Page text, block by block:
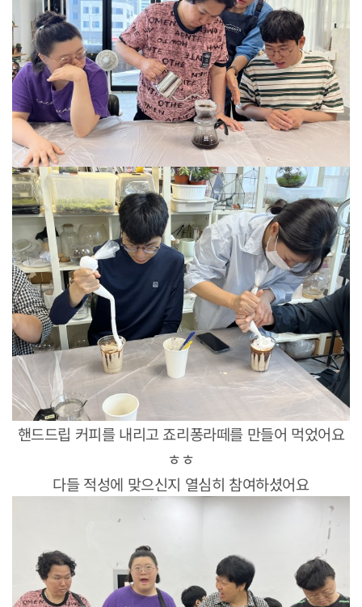
핸드드립 커피를 내리고 죠리퐁라떼를 만들어 먹었어요
ㅎㅎ
다들 적성에 맞으신지 열심히 참여하셨어요